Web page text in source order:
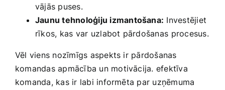
vājās puses.
Jaunu tehnoloģiju izmantošana: Investējiet
rīkos, kas var ⁢uzlabot pārdošanas ⁢procesus.
Vēl viens nozīmīgs aspekts ir pārdošanas
komandas apmācība un motivācija. efektīva
komanda, kas ir labi informēta par uzņēmuma